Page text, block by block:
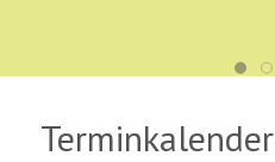
Terminkalender